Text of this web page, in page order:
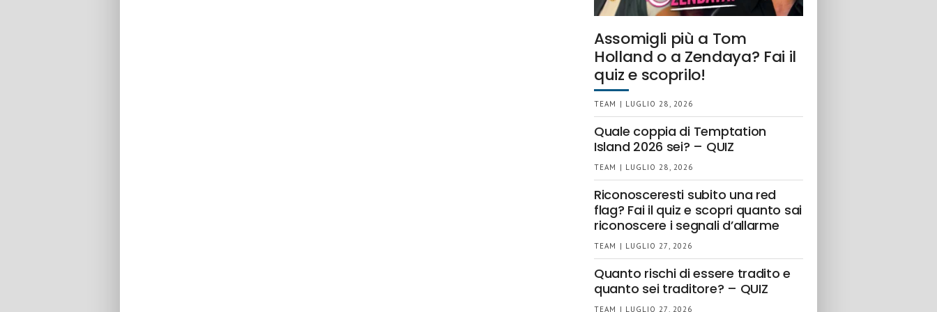
Assomigli più a Tom
Holland o a Zendaya? Fai il
quiz e scoprilo!
TEAM | LUGLIO 28, 2026
Quale coppia di Temptation
Island 2026 sei? – QUIZ
TEAM | LUGLIO 28, 2026
Riconosceresti subito una red
flag? Fai il quiz e scopri quanto sai
riconoscere i segnali d’allarme
TEAM | LUGLIO 27, 2026
Quanto rischi di essere tradito e
quanto sei traditore? – QUIZ
TEAM | LUGLIO 27, 2026